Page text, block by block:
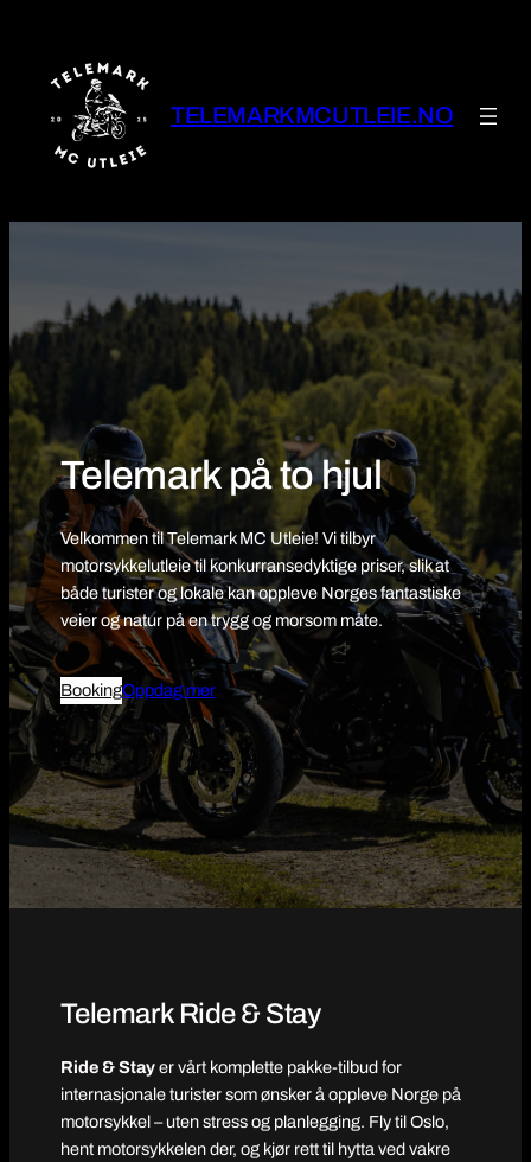
innhold
TELEMARKMCUTLEIE.NO
Telemark på to hjul
Velkommen til Telemark MC Utleie! Vi tilbyr
motorsykkelutleie til konkurransedyktige priser, slik at
både turister og lokale kan oppleve Norges fantastiske
veier og natur på en trygg og morsom måte.
BookingOppdag mer
Telemark Ride & Stay
Ride & Stayer vårt komplette pakke-tilbud for
internasjonale turister som ønsker å oppleve Norge på
motorsykkel – uten stress og planlegging. Fly til Oslo,
hent motorsykkelen der, og kjør rett til hytta ved vakre